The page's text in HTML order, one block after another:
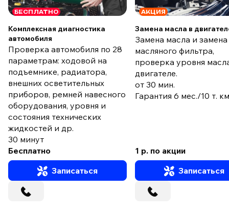
БЕСПЛАТНО
Комплексная диагностика
автомобиля
Проверка автомобиля по 28
параметрам: ходовой на
подъемнике, радиатора,
внешних осветительных
приборов, ремней навесного
оборудования, уровня и
состояния технических
жидкостей и др.
30 минут
Бесплатно
Записаться
АКЦИЯ
Замена масла в
Замена масла и замена
масляного фильтра,
проверка уровня
двигателе.
от 30 мин.
Гарантия 6 мес./10 т.
1 р. по акции
Записаться